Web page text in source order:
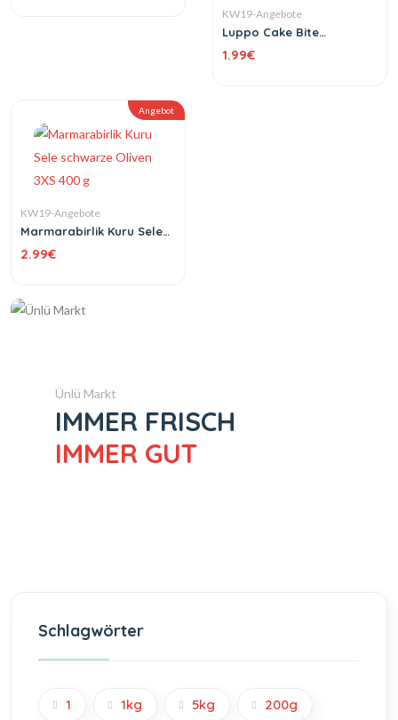
KW19-Angebote
Luppo Cake Bite
gefüllt mit Pistaziencreme
1.99€
Angebot
KW19-Angebote
Marmarabirlik Kuru Sele
g
2.99€
Ünlü Markt
IMMER FRISCH
IMMER GUT
Schlagwörter
1 1kg 5kg 200g